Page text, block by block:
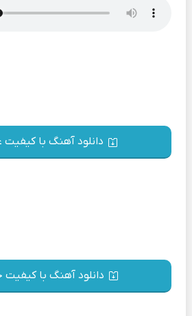
دانلود آهنگ با کیفیت
دانلود آهنگ با کیفیت